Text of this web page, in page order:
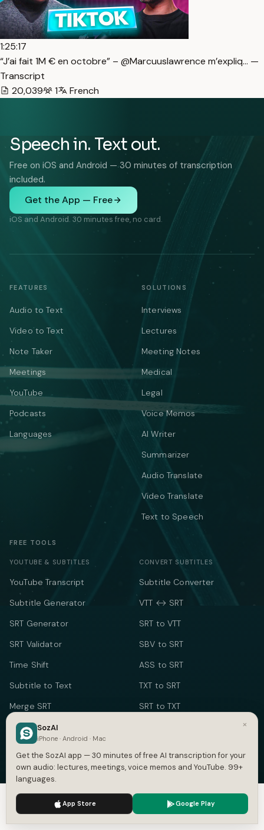
1:25:17
“J’ai fait 1M € en octobre” – @Marcuuslawrence m’expliq… —
Transcript
20,039
1 French
Speech in. Text out.
Free on iOS and Android — 30 minutes of transcription
included.
Get the App — Free
iOS and Android. 30 minutes free, no card.
FEATURES
Audio to Text
Video to Text
Note Taker
Meetings
YouTube
Podcasts
Languages
SOLUTIONS
Interviews
Lectures
Meeting Notes
Medical
Legal
Voice Memos
AI Writer
Summarizer
Audio Translate
Video Translate
Text to Speech
FREE TOOLS
YOUTUBE & SUBTITLES
YouTube Transcript
Subtitle Generator
SRT Generator
SRT Validator
Time Shift
Subtitle to Text
Merge SRT
CONVERT SUBTITLES
Subtitle Converter
VTT ↔ SRT
SRT to VTT
SBV to SRT
ASS to SRT
TXT to SRT
SRT to TXT
TEXT & TIME
Word Counter
Speech Time Calculator
Social Media Counter
We use cookies to enhance your experience.
×
SozAI
iPhone · Android · Mac
Get the SozAI app — 30 minutes of free AI transcription for your
own audio: lectures, meetings, voice memos and YouTube. 99+
languages.
App Store Google Play